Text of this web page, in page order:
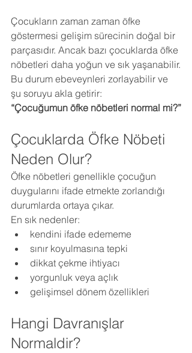
Çocukların zaman zaman öfke
göstermesi gelişim sürecinin doğal bir
parçasıdır. Ancak bazı çocuklarda öfke
nöbetleri daha yoğun ve sık yaşanabilir.
Bu durum ebeveynleri zorlayabilir ve
şu soruyu akla getirir:
“Çocuğumun öfke nöbetleri normal mi?”
Çocuklarda Öfke Nöbeti
Neden Olur?
Öfke nöbetleri genellikle çocuğun
duygularını ifade etmekte zorlandığı
durumlarda ortaya çıkar.
En sık nedenler:
kendini ifade edememe
sınır koyulmasına tepki
dikkat çekme ihtiyacı
yorgunluk veya açlık
gelişimsel dönem özellikleri
Hangi Davranışlar
Normaldir?